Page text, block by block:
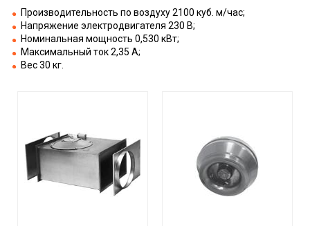
Производительность по воздуху 2100 куб. м/час;
Напряжение электродвигателя 230 В;
Номинальная мощность 0,530 кВт;
Максимальный ток 2,35 А;
Вес 30 кг.